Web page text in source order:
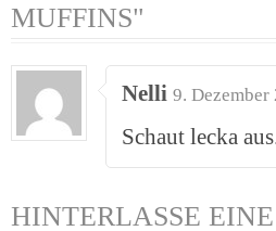
MUFFINS"
Nelli 9.
Schaut lecka
HINTERLASSE